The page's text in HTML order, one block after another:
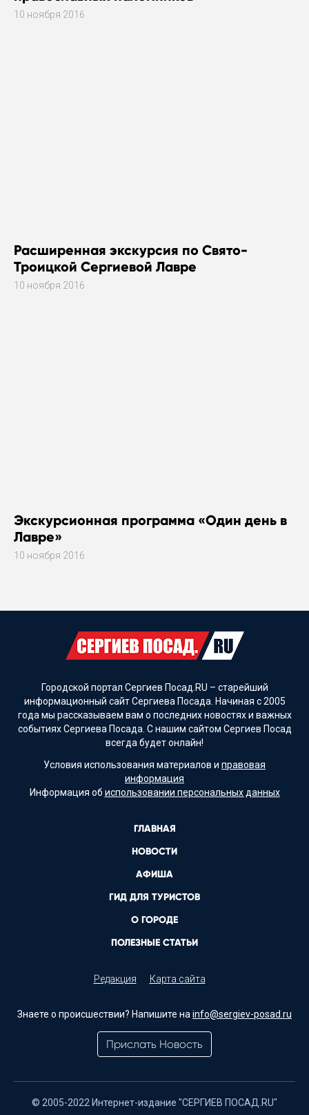
10 ноября 2016
Расширенная экскурсия по Свято-
Троицкой Сергиевой Лавре
10 ноября 2016
Экскурсионная программа «Один день в
Лавре»
10 ноября 2016
Городской портал Сергиев Посад.RU – старейший
информационный сайт Сергиева Посада. Начиная с 2005
года мы рассказываем вам о последних новостях и важных
событиях Сергиева Посада. С нашим сайтом Сергиев Посад
всегда будет онлайн!
Условия использования материалов и правовая
информация
Информация об использовании персональных данных
ГЛАВНАЯ
НОВОСТИ
АФИША
ГИД ДЛЯ ТУРИСТОВ
О ГОРОДЕ
ПОЛЕЗНЫЕ СТАТЬИ
Редакция Карта сайта
Знаете о происшествии? Напишите на info@sergiev-posad.ru
Прислать Новость
© 2005-2022 Интернет-издание "СЕРГИЕВ ПОСАД.RU"